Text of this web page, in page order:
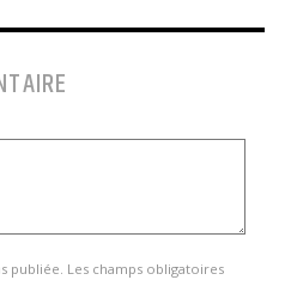
publiée. Les champs obligatoires